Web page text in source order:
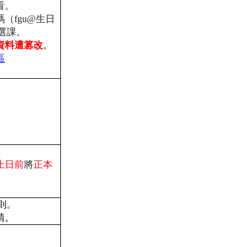
（fgu@生日
課。
料遭篡改。
日前將正本
。